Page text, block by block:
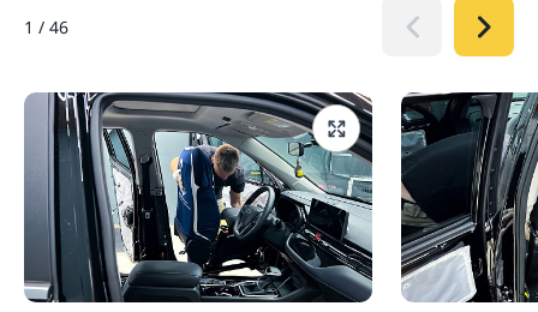
1 / 46